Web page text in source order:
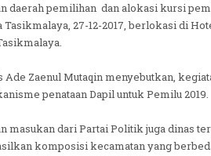
daerah pemilihan dan alokasi kursi
27-12-2017, berlokasi di
Zaenul Mutaqin menyebutkan,
penataan Dapil untuk Pemilu 2019.
masukan dari Partai Politik juga dinas
komposisi kecamatan yang